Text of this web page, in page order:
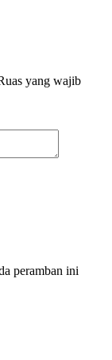
yang wajib
peramban ini